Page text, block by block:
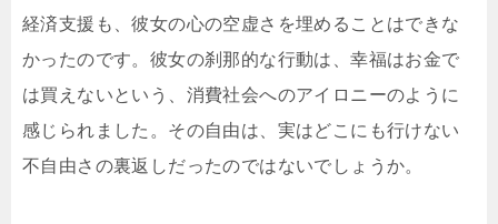
経済支援も、彼女の心の空虚さを埋めることはできな
かったのです。彼女の刹那的な行動は、幸福はお金で
は買えないという、消費社会へのアイロニーのように
感じられました。その自由は、実はどこにも行けない
不自由さの裏返しだったのではないでしょうか。